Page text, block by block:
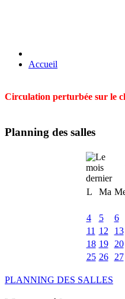
Accueil
Circulation perturbée sur le
Planning des salles
L
Ma
4
5 6
11 12 13
18 19 20
25 26 27
PLANNING DES SALLES